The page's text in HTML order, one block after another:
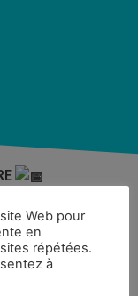
partenaires de
,La Bulle – douche
Web pour
en
répétées.
à